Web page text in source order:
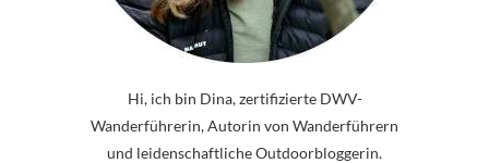
Hi, ich bin Dina, zertifizierte DWV-
Wanderführerin, Autorin von Wanderführern
und leidenschaftliche Outdoorbloggerin.